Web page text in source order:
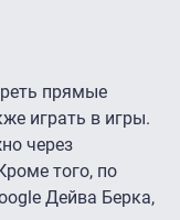
прямые
играть в игры.
через
того, по
Дейва Берка,